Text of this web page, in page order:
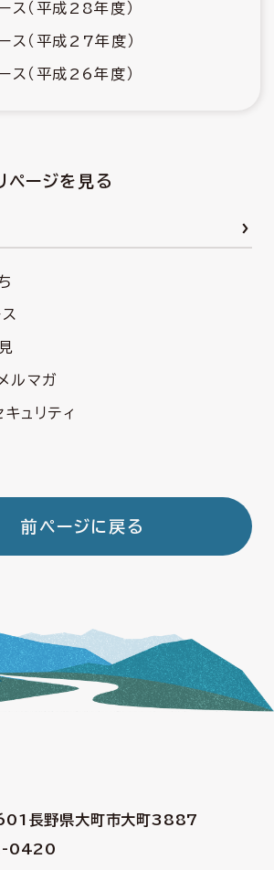
ス（平成28年度）
ス（平成27年度）
ス（平成26年度）
ページを見る
ルマガ
ュリティ
前ページに戻る
長野県大町市大町3887
0420